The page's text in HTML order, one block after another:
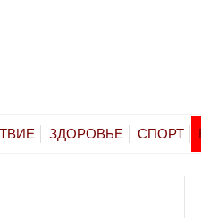
ЗДОРОВЬЕ СПОРТ